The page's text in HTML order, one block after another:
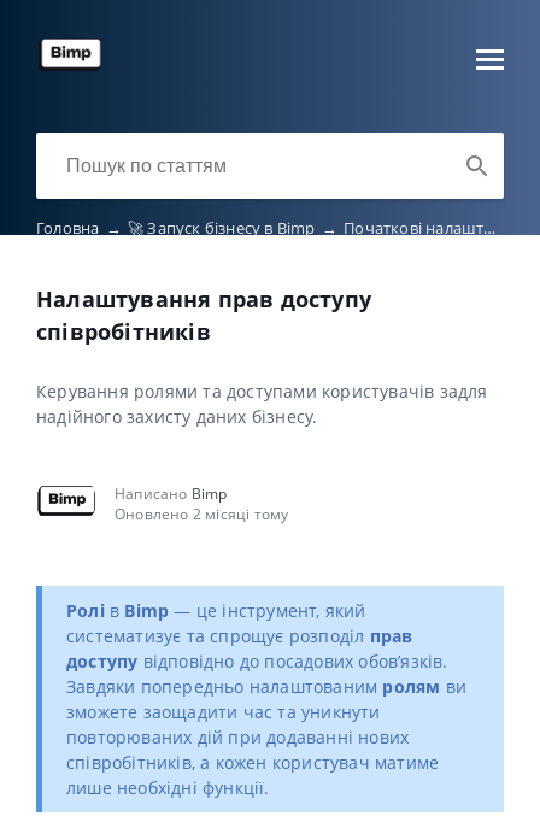
Головна → 🚀 Запуск бізнесу в Bimp → Початкові налаштування
Налаштування прав доступу
співробітників
Керування ролями та доступами користувачів задля
надійного захисту даних бізнесу.
Написано Bimp
Оновлено 2 місяці тому
Ролі в Bimp— це інструмент, який
систематизує та спрощує розподіл прав
доступу відповідно до посадових обов’язків.
Завдяки попередньо налаштованим ролям ви
зможете заощадити час та уникнути
повторюваних дій при додаванні нових
співробітників, а кожен користувач матиме
лише необхідні функції.